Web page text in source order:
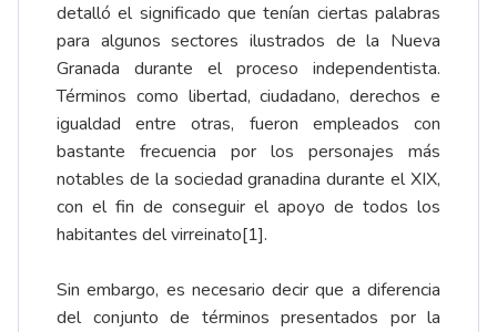
detalló el significado que tenían ciertas palabras
para algunos sectores ilustrados de la Nueva
Granada durante el proceso independentista.
Términos como libertad, ciudadano, derechos e
igualdad entre otras, fueron empleados con
bastante frecuencia por los personajes más
notables de la sociedad granadina durante el XIX,
con el fin de conseguir el apoyo de todos los
habitantes del virreinato[1].
Sin embargo, es necesario decir que a diferencia
del conjunto de términos presentados por la